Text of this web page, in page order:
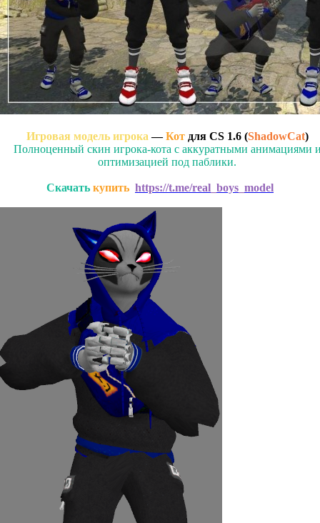
Игровая модель игрока —Котдля CS 1.6 (ShadowCat)
Полноценный скин игрока-кота с аккуратными анимациями
оптимизацией под паблики.
Скачать купить https://t.me/real_boys_model